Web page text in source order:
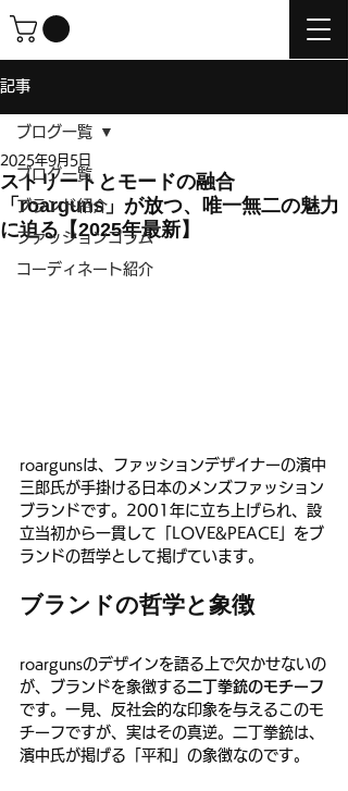
記事
ブログ一覧
ブランド紹介
ファッションコラム
コーディネート紹介
ブログ一覧
ストリートとモードの融合
「roarguns」が放つ、唯一無二の魅力
に迫る【2025年最新】
2025年9月5日
roargunsは、ファッションデザイナーの濱中
三郎氏が手掛ける日本のメンズファッション
ブランドです。2001年に立ち上げられ、設
立当初から一貫して「LOVE&PEACE」をブ
ランドの哲学として掲げています。
ブランドの哲学と象徴
roargunsのデザインを語る上で欠かせないの
が、ブランドを象徴する二丁拳銃のモチーフ
です。一見、反社会的な印象を与えるこのモ
チーフですが、実はその真逆。二丁拳銃は、
濱中氏が掲げる「平和」の象徴なのです。